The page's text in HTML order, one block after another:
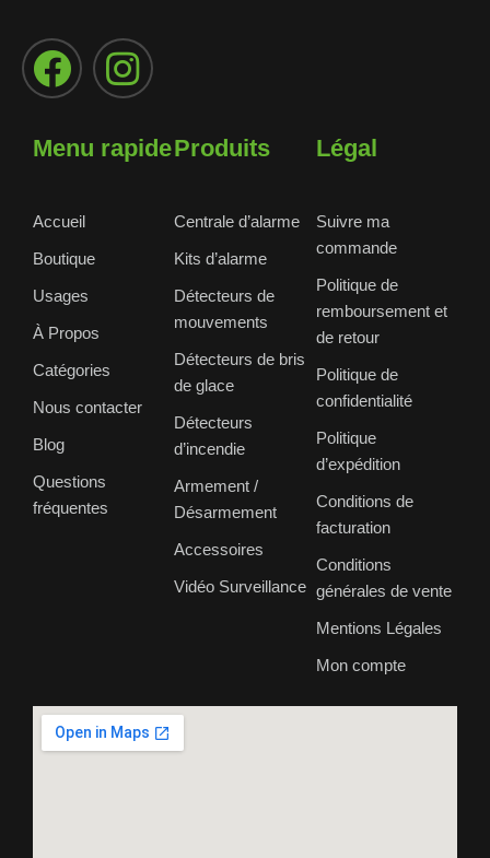
Menu rapide
Accueil
Boutique
Usages
À Propos
Catégories
Nous contacter
Blog
Questions
fréquentes
Produits
Centrale d’alarme
Kits d’alarme
Détecteurs de
mouvements
Détecteurs de bris
de glace
Détecteurs
d’incendie
Armement /
Désarmement
Accessoires
Vidéo Surveillance
Légal
Suivre ma
commande
Politique de
remboursement et
de retour
Politique de
confidentialité
Politique
d’expédition
Conditions de
facturation
Conditions
générales de vente
Mentions Légales
Mon compte